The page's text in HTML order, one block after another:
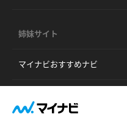
姉妹サイト
マイナビおすすめナビ